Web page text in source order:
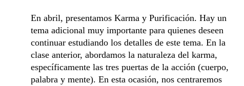
En abril, presentamos Karma y Purificación. Hay un
tema adicional muy importante para quienes deseen
continuar estudiando los detalles de este tema. En la
clase anterior, abordamos la naturaleza del karma,
específicamente las tres puertas de la acción (cuerpo,
palabra y mente). En esta ocasión, nos centraremos